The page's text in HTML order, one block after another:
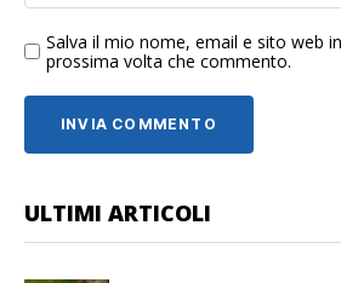
Salva il mio nome, email e sito web
prossima volta che commento.
ULTIMI ARTICOLI